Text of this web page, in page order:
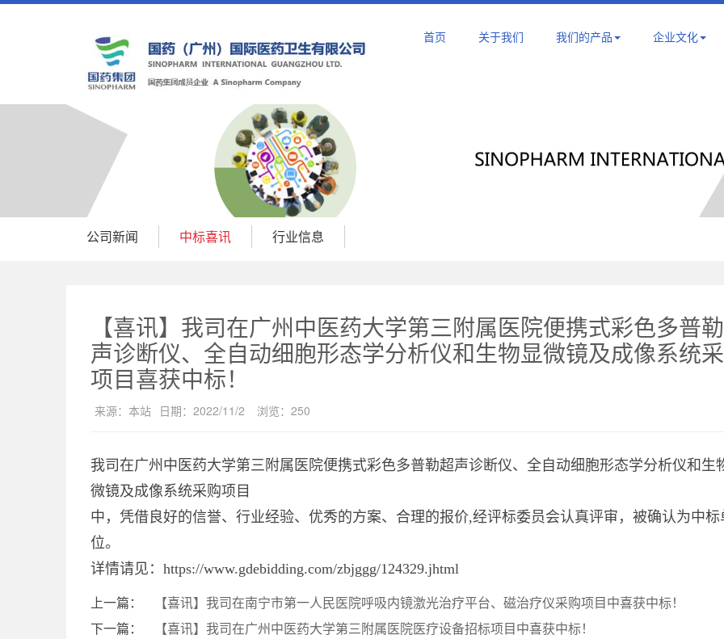
首页 关于我们 我们的产品 企业文化
公司新闻 中标喜讯 行业信息
【喜讯】我司在广州中医药大学第三附属医院便携式彩色多普
声诊断仪、全自动细胞形态学分析仪和生物显微镜及成像系统
项目喜获中标！
来源： 本站 日期： 2022/11/2 浏览： 250
我司在广州中医药大学第三附属医院便携式彩色多普勒超声诊断仪、全自动细胞形态学分析仪和生
微镜及成像系统采购项目
中，凭借良好的信誉、行业经验、优秀的方案、合理的报价,经评标委员会认真评审，被确认为中标
位。
详情请见： https://www.gdebidding.com/zbjggg/124329.jhtml
上一篇：
【喜讯】我司在南宁市第一人民医院呼吸内镜激光治疗平台、磁治疗仪采购项目中喜获中标！
下一篇：
【喜讯】我司在广州中医药大学第三附属医院医疗设备招标项目中喜获中标！